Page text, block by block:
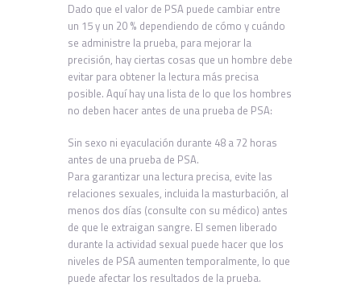
Dado que el valor de PSA puede cambiar entre
un 15 y un 20 % dependiendo de cómo y cuándo
se administre la prueba, para mejorar la
precisión, hay ciertas cosas que un hombre debe
evitar para obtener la lectura más precisa
posible. Aquí hay una lista de lo que los hombres
no deben hacer antes de una prueba de PSA:
Sin sexo ni eyaculación durante 48 a 72 horas
antes de una prueba de PSA.
Para garantizar una lectura precisa, evite las
relaciones sexuales, incluida la masturbación, al
menos dos días (consulte con su médico) antes
de que le extraigan sangre. El semen liberado
durante la actividad sexual puede hacer que los
niveles de PSA aumenten temporalmente, lo que
puede afectar los resultados de la prueba.